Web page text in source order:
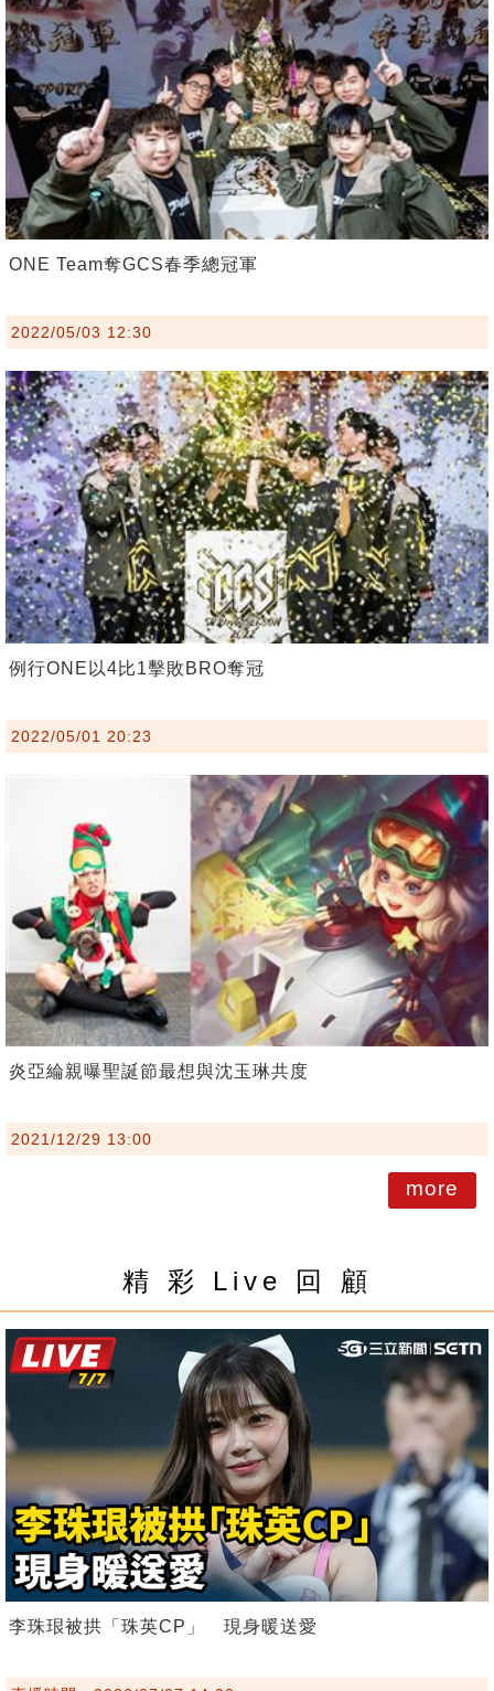
ONE Team奪GCS春季總冠軍
2022/05/03 12:30
例行ONE以4比1擊敗BRO奪冠
2022/05/01 20:23
炎亞綸親曝聖誕節最想與沈玉琳共度
2021/12/29 13:00
more
精 彩 Live 回 顧
李珠珢被拱「珠英CP」 現身暖送愛